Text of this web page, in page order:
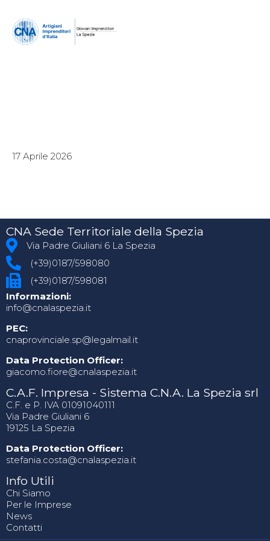
17 Aprile 2026
CNA Sede Territoriale della Spezia
Via Padre Giuliani 6 La Spezia
(+39)0187/598080
(+39)0187/598081
Informazioni:
info@cnalaspezia.it
PEC:
cnaprovinciale.sp@legalmail.it
Data Protection Officer:
giacomo.fiore@cnalaspezia.it
C.A.F. Impresa - Sistema C.N.A. La Spezia srl
C.F. e P. IVA 01091040111
Via Padre Giuliani 6
19125 La Spezia
Data Protection Officer:
stefania.costa@cnalaspezia.it
Info Utili
Chi Siamo
Per le Imprese
News
Contatti